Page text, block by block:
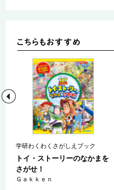
学研わくわくさがしえブック
トイ・ストーリーのなかまを
さがせ！
Ｇａｋｋｅｎ